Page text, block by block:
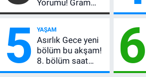
Yorumu! Gram
Altın İçin 6.350 TL
Beklentisi
Değişmedi
5 YAŞAM
Asırlık Gece yeni
bölüm bu akşam!
8. bölüm saat
kaçta, TRT 1 canlı
6